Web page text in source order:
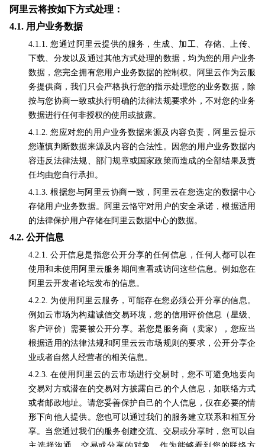
阿里云将按如下方式处理：
4.1. 用户业务数据
4.1.1. 您通过阿里云提供的服务，生成、加工、存储、上传、
下载、分发以及通过其他方式处理的数据，均为您的用户业务
数据，您完全拥有您用户业务数据的控制权。阿里云作为云服
务提供商，我们只会严格执行您的指示处理您的业务数据，除
按与您协商一致或执行明确的法律法规要求外，不对您的业务
数据进行任何非授权的使用或披露。
4.1.2. 您应对您的用户业务数据来源及内容负责，阿里云提示
您谨慎判断数据来源及内容的合法性。因您的用户业务数据内
容违反法律法规、部门规章或国家政策而造成的全部结果及责
任均由您自行承担。
4.1.3. 根据您与阿里云协商一致，阿里云在您选定的数据中心
存储用户业务数据。阿里云恪守对用户的安全承诺，根据适用
的法律保护用户存储在阿里云数据中心的数据。
4.2. 公开信息
4.2.1. 公开信息是指您公开分享的任何信息，任何人都可以在
使用和未使用阿里云服务期间查看或访问这些信息。例如您在
阿里云开发者论坛发布的信息。
4.2.2. 为使用阿里云服务，可能存在您必须公开分享的信息。
例如云市场为构建诚信交易环境，您的信用评价信息（星级、
客户评价）需要被公开分享。若您是服务商（卖家），您应当
根据适用的法律法规和阿里云云市场规则的要求，公开分享企
业或者自然人经营者的相关信息。
4.2.3. 在使用阿里云的云市场进行交易时，您不可避免地要向
交易对方或潜在的交易对方披露自己的个人信息，如联络方式
或者邮政地址。请您妥善保护自己的个人信息，仅在必要的情
形下向他人提供。您也可以通过我们的服务建立联系和相互分
享。当您通过我们的服务创建交流、交易或分享时，您可以自